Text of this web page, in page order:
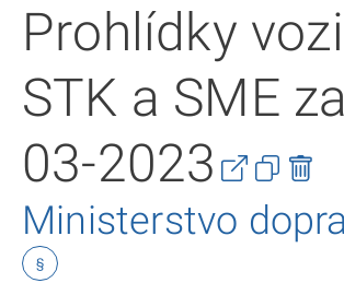
Prohlídky
STK a SME
03-2023
Ministerstvo
§